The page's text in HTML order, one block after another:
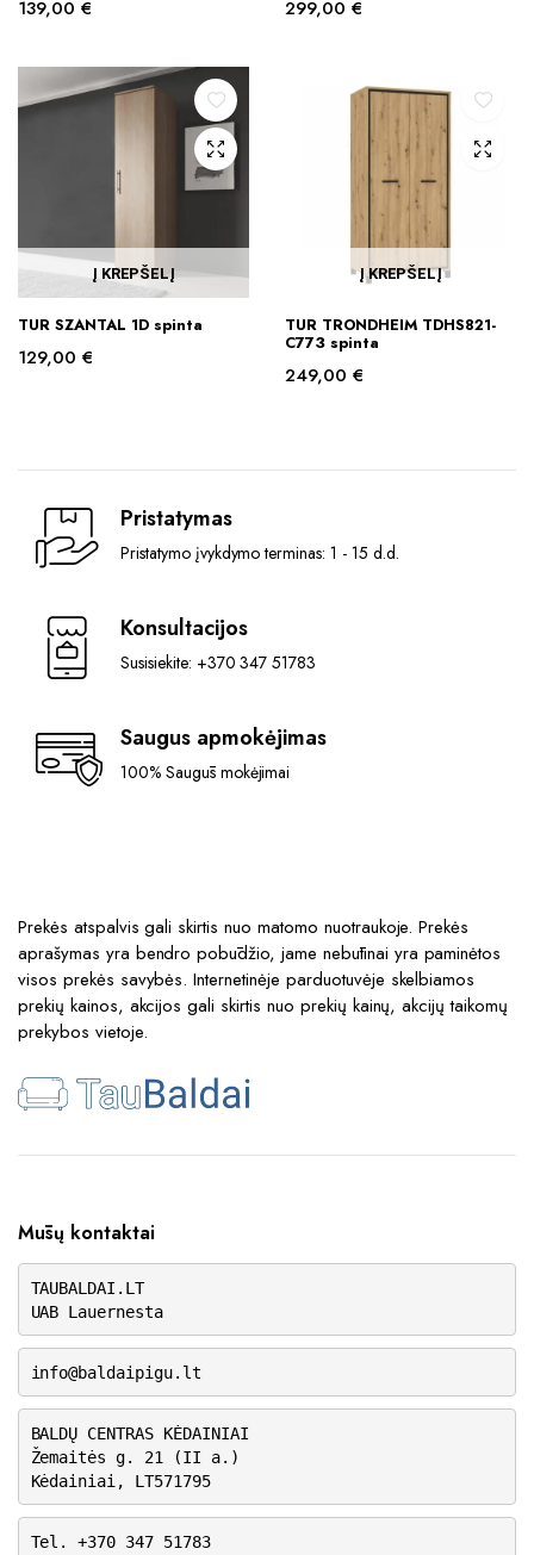
139,00 € 299,00 €
Į KREPŠELĮ
TUR SZANTAL 1D spinta
129,00 €
Į KREPŠELĮ
TUR TRONDHEIM TDHS821-
C773 spinta
249,00 €
Pristatymas
Pristatymo įvykdymo terminas: 1 - 15 d.d.
Konsultacijos
Susisiekite: +370 347 51783
Saugus apmokėjimas
100% Saugūs mokėjimai
Prekės atspalvis gali skirtis nuo matomo nuotraukoje. Prekės
aprašymas yra bendro pobūdžio, jame nebūtinai yra paminėtos
visos prekės savybės. Internetinėje parduotuvėje skelbiamos
prekių kainos, akcijos gali skirtis nuo prekių kainų, akcijų taikomų
prekybos vietoje.
Mūsų kontaktai
TAUBALDAI.LT
UAB Lauernesta
info@baldaipigu.lt
BALDŲ CENTRAS KĖDAINIAI
Žemaitės g. 21 (II a.)
Kėdainiai, LT571795
Tel. +370 347 51783